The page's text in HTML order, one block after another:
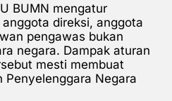
BUMN mengatur
direksi, anggota
pengawas bukan
negara. Dampak aturan
mesti membuat
Penyelenggara Negara